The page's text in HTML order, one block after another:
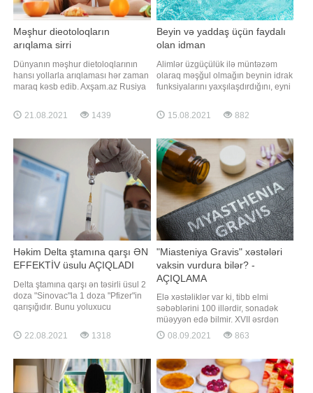
Məşhur dieotoloqların
arıqlama sirri
Dünyanın məşhur dietoloqlarının
hansı yollarla arıqlaması hər zaman
maraq kəsb edib. Axşam.az Rusiya
dietoloqların arıqlama üsulunu
təqdim edir:. Ekspert-dietoloq Yuliya
Doğru səhər yeməyi - 5 kq. arıqladır.
"Sağlam bəslənməyə çalışıram.
Amm
21.08.2021 1439
Beyin və yaddaş üçün faydalı
olan idman
Alimlər üzgüçülük ilə müntəzəm
olaraq məşğul olmağın beynin idrak
funksiyalarını yaxşılaşdırdığını, eyni
əlaqələrini yaratdığını bildirir. Mardi
Hardin-Baylor Universitetinin
Cena Metyu qeyd edir ki, belə bir
aerob (nisbətən aşağı intensivlikdə
15.08.2021 882
Həkim Delta ştamına qarşı ƏN
EFFEKTİV üsulu AÇIQLADI
Delta ştamına qarşı ən təsirli üsul 2
doza "Sinovac"la 1 doza "Pfizer"in
qarışığıdır. Bunu yoluxucu
Ərtoğrul deyib. O bildirib ki, bu
nəticəyə mövcud elmi məlumatlar
"Pfizer"in effektivliyi bir qədər aşağı
22.08.2021 1318
"Miasteniya Gravis" xəstələri
vaksin vurdura bilər? -
AÇIQLAMA
Elə xəstəliklər var ki, tibb elmi
səbəblərini 100 illərdir, sonadək
müəyyən edə bilmir. XVII əsrdən
tibbə bəlli olan Miasteniya ("əzələ
zəifliyi" anlamını verir) xəstəliyi də
immunitetin pozulması nəticəsində
baş qaldıran klassik autoimmun
əsəb-əzələ xəstəliyidir
08.09.2021 863